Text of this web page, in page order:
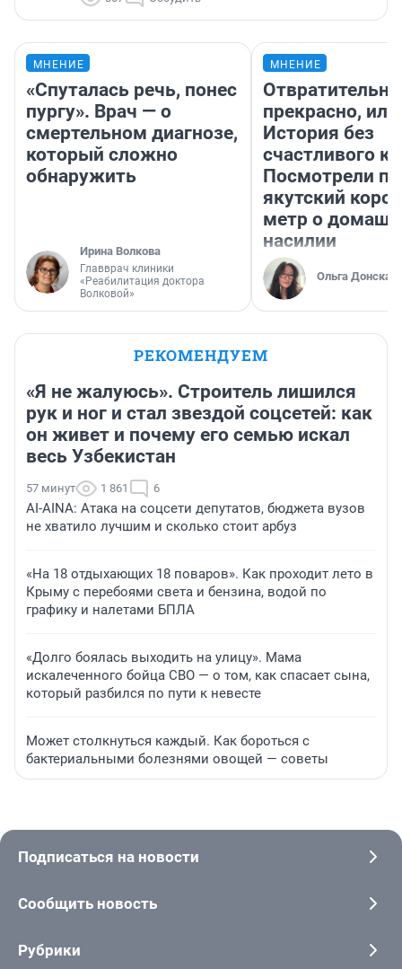
МНЕНИЕ
«Спуталась речь, понес
пургу». Врач — о
смертельном диагнозе,
который сложно
обнаружить
Ирина Волкова
Главврач клиники
«Реабилитация доктора
Волковой»
МНЕНИЕ
Отвратительно
прекрасно, или
История без
счастливого
Посмотрели
якутский
метр о
насилии
Ольга Донская
РЕКОМЕНДУЕМ
«Я не жалуюсь». Строитель лишился
рук и ног и стал звездой соцсетей: как
он живет и почему его семью искал
весь Узбекистан
57 минут 1 861 6
AI-AINA: Атака на соцсети депутатов, бюджета вузов
не хватило лучшим и сколько стоит арбуз
«На 18 отдыхающих 18 поваров». Как проходит лето в
Крыму с перебоями света и бензина, водой по
графику и налетами БПЛА
«Долго боялась выходить на улицу». Мама
искалеченного бойца СВО — о том, как спасает сына,
который разбился по пути к невесте
Может столкнуться каждый. Как бороться с
бактериальными болезнями овощей — советы
Подписаться на новости
Сообщить новость
Рубрики